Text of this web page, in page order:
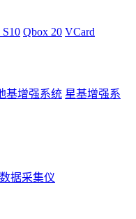
Qbox 20 VCard
基增强系统 星基增强系
据采集仪